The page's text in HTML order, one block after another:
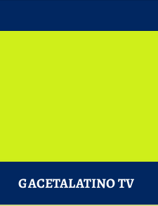
GACETALATINO TV